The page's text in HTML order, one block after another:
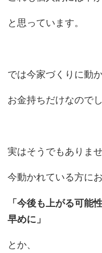
と思っています。
では今家づくりに動
お金持ちだけなので
実はそうでもありませ
今動かれている方に
「今後も上がる可能
早めに」
とか、